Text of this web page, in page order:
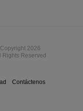
2026
Rights Reserved
Contáctenos